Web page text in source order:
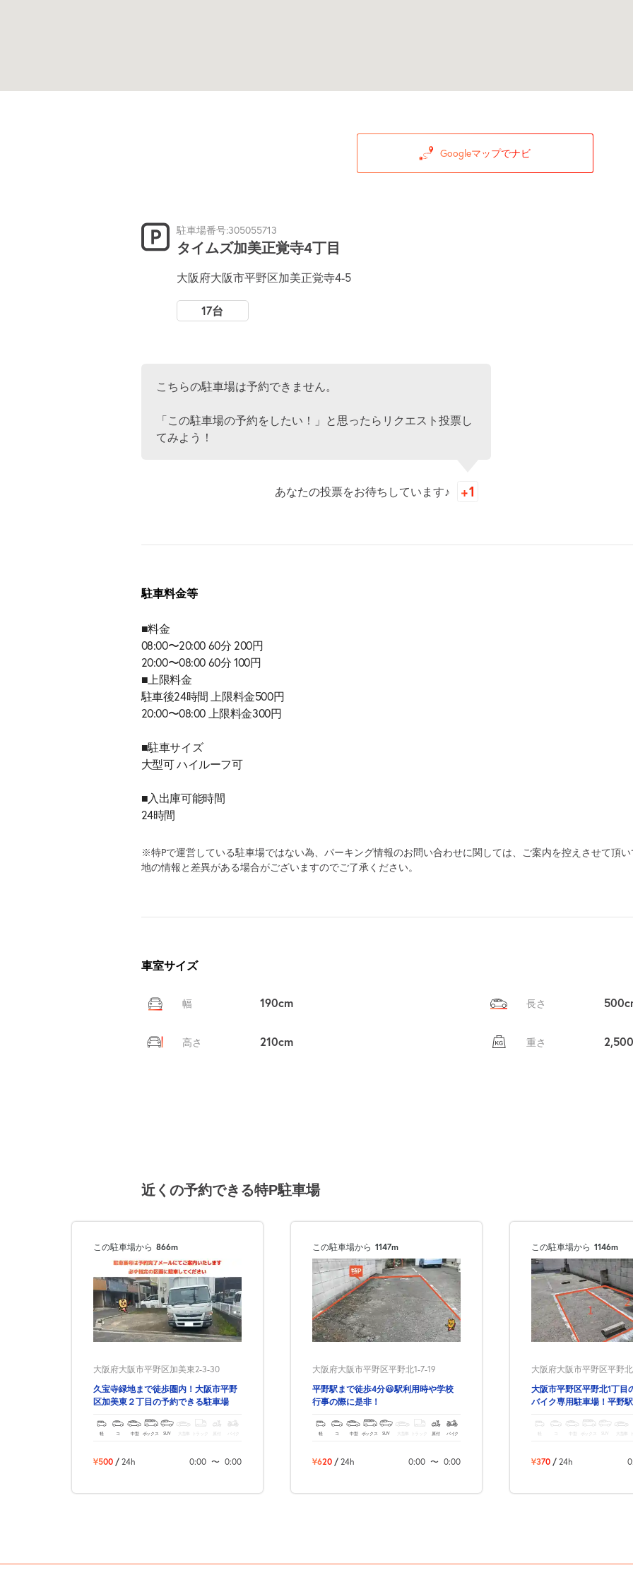
Googleマップでナビ
駐車場番号:305055713
タイムズ加美正覚寺4丁目
大阪府大阪市平野区加美正覚寺4-5
17台
こちらの駐車場は予約できません。
「この駐車場の予約をしたい！」と思ったらリクエスト投票し
てみよう！
あなたの投票をお待ちしています♪
駐車料金等
■料金
08:00〜20:00 60分 200円
20:00〜08:00 60分 100円
■上限料金
駐車後24時間 上限料金500円
20:00〜08:00 上限料金300円
■駐車サイズ
大型可 ハイルーフ可
■入出庫可能時間
24時間
※特Pで運営している駐車場ではない為、パーキング情報のお問い合わせに関しては、ご案内を控えさせて頂
地の情報と差異がある場合がございますのでご了承ください。
車室サイズ
幅 190cm 長さ
高さ 210cm 重さ
近くの予約できる特P駐車場
この駐車場から 866m
大阪府大阪市平野区加美東2-3-30
久宝寺緑地まで徒歩圏内！大阪市平野
区加美東２丁目の予約できる駐車場
軽 コ 中型 ボックス SUV 大型車 トラック バイク
¥500 / 24h 0:00 〜 0:00
この駐車場から 1147m
大阪府大阪市平野区平野北1-7-19
平野駅まで徒歩4分😃駅利用時や学校
行事の際に是非！
軽 コ 中型 ボックス SUV 大型車 トラック 原付 バイク
¥620 / 24h 0:00 〜 0:00
この駐車場から 1146m
大阪府大阪市平野区平野北
大阪市平野区平野北1丁目
バイク専用駐車場！平野
軽 中型 ボックス SUV 大型車
¥370 / 24h